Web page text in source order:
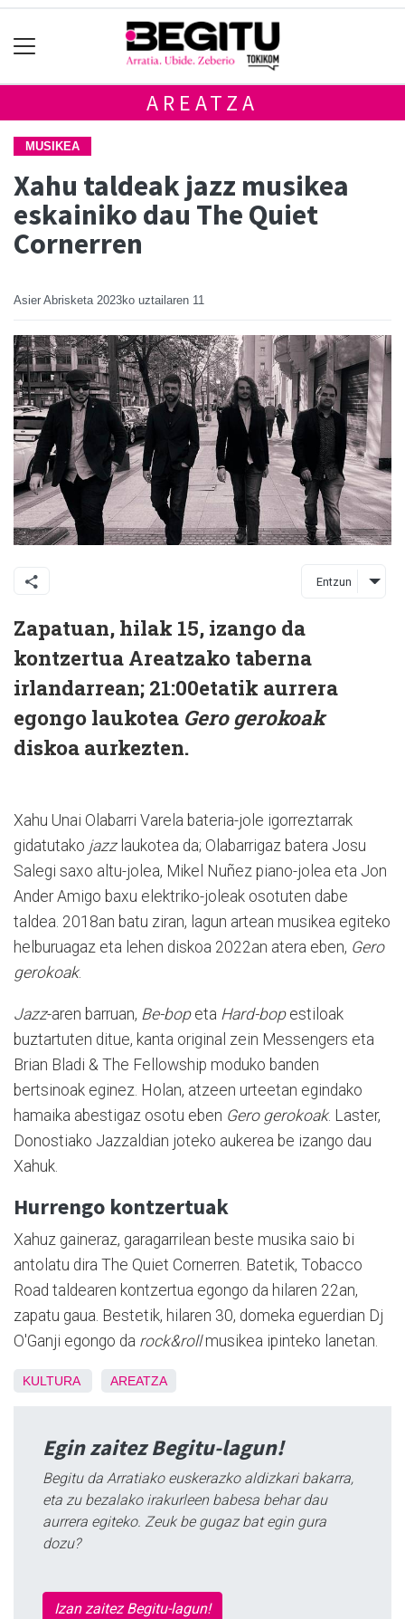
AREATZA
MUSIKEA
Xahu taldeak jazz musikea
eskainiko dau The Quiet
Cornerren
Asier Abrisketa 2023ko uztailaren 11
Entzun
Zapatuan, hilak 15, izango da
kontzertua Areatzako taberna
irlandarrean; 21:00etatik aurrera
egongo laukotea Gero gerokoak
diskoa aurkezten.
Xahu Unai Olabarri Varela bateria-jole igorreztarrak
gidatutako jazzlaukotea da; Olabarrigaz batera Josu
Salegi saxo altu-jolea, Mikel Nuñez piano-jolea eta Jon
Ander Amigo baxu elektriko-joleak osotuten dabe
taldea. 2018an batu ziran, lagun artean musikea egiteko
helburuagaz eta lehen diskoa 2022an atera eben, Gero
gerokoak.
Jazz-aren barruan, Be-bop eta Hard-bop estiloak
buztartuten ditue, kanta original zein Messengers eta
Brian Bladi & The Fellowship moduko banden
bertsinoak eginez. Holan, atzeen urteetan egindako
hamaika abestigaz osotu eben Gero gerokoak. Laster,
Donostiako Jazzaldian joteko aukerea be izango dau
Xahuk.
Hurrengo kontzertuak
Xahuz gaineraz, garagarrilean beste musika saio bi
antolatu dira The Quiet Cornerren. Batetik, Tobacco
Road taldearen kontzertua egongo da hilaren 22an,
zapatu gaua. Bestetik, hilaren 30, domeka eguerdian Dj
O'Ganji egongo da rock&rollmusikea ipinteko lanetan.
KULTURA AREATZA
Egin zaitez Begitu-lagun!
Begitu da Arratiako euskerazko aldizkari bakarra,
eta zu bezalako irakurleen babesa behar dau
aurrera egiteko. Zeuk be gugaz bat egin gura
dozu?
Izan zaitez Begitu-lagun!